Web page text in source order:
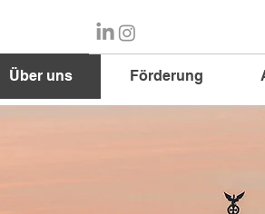
Über uns Förderung